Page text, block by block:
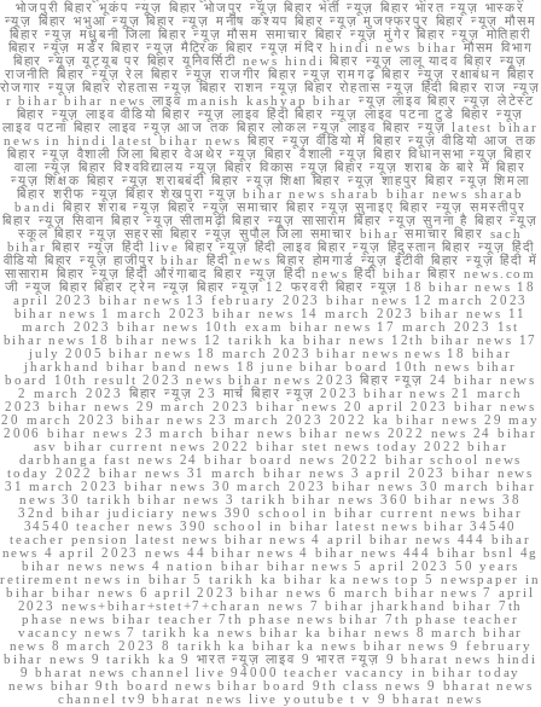
भोजपुरी बिहार भूकंप न्यूज़ बिहार भोजपुर न्यूज़ बिहार भर्ती न्यूज़ बिहार भारत न्यूज़ भास्कर
न्यूज़ बिहार भभुआ न्यूज़ बिहार न्यूज़ मनीष कश्यप बिहार न्यूज़ मुजफ्फरपुर बिहार न्यूज़ मौसम
बिहार न्यूज़ मधुबनी जिला बिहार न्यूज़ मौसम समाचार बिहार न्यूज़ मुंगेर बिहार न्यूज़ मोतिहारी
बिहार न्यूज़ मर्डर बिहार न्यूज़ मैट्रिक बिहार न्यूज़ मंदिर hindi news bihar मौसम विभाग
बिहार न्यूज़ यूट्यूब पर बिहार यूनिवर्सिटी news hindi बिहार न्यूज़ लालू यादव बिहार न्यूज़
राजनीति बिहार न्यूज़ रेल बिहार न्यूज़ राजगीर बिहार न्यूज़ रामगढ़ बिहार न्यूज़ रक्षाबंधन बिहार
रोजगार न्यूज़ बिहार रोहतास न्यूज़ बिहार राशन न्यूज़ बिहार रोहतास न्यूज़ हिंदी बिहार राज न्यूज़
r bihar bihar news लाइव manish kashyap bihar न्यूज़ लाइव बिहार न्यूज़ लेटेस्ट
बिहार न्यूज़ लाइव वीडियो बिहार न्यूज़ लाइव हिंदी बिहार न्यूज़ लाइव पटना टुडे बिहार न्यूज़
लाइव पटना बिहार लाइव न्यूज़ आज तक बिहार लोकल न्यूज़ लाइव बिहार न्यूज़ latest bihar
news in hindi latest bihar news बिहार न्यूज़ वीडियो में बिहार न्यूज़ वीडियो आज तक
बिहार न्यूज़ वैशाली जिला बिहार वेअथेर न्यूज़ बिहार वैशाली न्यूज़ बिहार विधानसभा न्यूज़ बिहार
वाला न्यूज़ बिहार विश्वविद्यालय न्यूज़ बिहार विकास न्यूज़ बिहार न्यूज़ शराब के बारे में बिहार
न्यूज़ शिक्षक बिहार न्यूज़ शराबबंदी बिहार न्यूज़ शिक्षा बिहार न्यूज़ शाहपुर बिहार न्यूज़ शिमला
बिहार शरीफ न्यूज़ बिहार शेखपुरा न्यूज़ bihar news sharab bihar news sharab
bandi बिहार शराब न्यूज़ बिहार न्यूज़ समाचार बिहार न्यूज़ सुनाइए बिहार न्यूज़ समस्तीपुर
बिहार न्यूज़ सिवान बिहार न्यूज़ सीतामढ़ी बिहार न्यूज़ सासाराम बिहार न्यूज़ सुनना है बिहार न्यूज़
स्कूल बिहार न्यूज़ सहरसा बिहार न्यूज़ सुपौल जिला समाचार bihar समाचार बिहार sach
bihar बिहार न्यूज़ हिंदी live बिहार न्यूज़ हिंदी लाइव बिहार न्यूज़ हिंदुस्तान बिहार न्यूज़ हिंदी
वीडियो बिहार न्यूज़ हाजीपुर bihar हिंदी news बिहार होमगार्ड न्यूज़ ईटीवी बिहार न्यूज़ हिंदी में
सासाराम बिहार न्यूज़ हिंदी औरंगाबाद बिहार न्यूज़ हिंदी news हिंदी bihar बिहार news.com
जी न्यूज बिहार बिहार ट्रेन न्यूज़ बिहार न्यूज़ 12 फरवरी बिहार न्यूज़ 18 bihar news 18
april 2023 bihar news 13 february 2023 bihar news 12 march 2023
bihar news 1 march 2023 bihar news 14 march 2023 bihar news 11
march 2023 bihar news 10th exam bihar news 17 march 2023 1st
bihar news 18 bihar news 12 tarikh ka bihar news 12th bihar news 17
july 2005 bihar news 18 march 2023 bihar news news 18 bihar
jharkhand bihar band news 18 june bihar board 10th news bihar
board 10th result 2023 news bihar news 2023 बिहार न्यूज़ 24 bihar news
2 march 2023 बिहार न्यूज़ 23 मार्च बिहार न्यूज़ 2023 bihar news 21 march
2023 bihar news 29 march 2023 bihar news 20 april 2023 bihar news
20 march 2023 bihar news 23 march 2023 2022 ka bihar news 29 may
2006 bihar news 23 march bihar news bihar news 2022 news 24 bihar
asv bihar current news 2022 bihar stet news today 2022 bihar
darbhanga fast news 24 bihar board news 2022 bihar school news
today 2022 bihar news 31 march bihar news 3 april 2023 bihar news
31 march 2023 bihar news 30 march 2023 bihar news 30 march bihar
news 30 tarikh bihar news 3 tarikh bihar news 360 bihar news 38
32nd bihar judiciary news 390 school in bihar current news bihar
34540 teacher news 390 school in bihar latest news bihar 34540
teacher pension latest news bihar news 4 april bihar news 444 bihar
news 4 april 2023 news 44 bihar news 4 bihar news 444 bihar bsnl 4g
bihar news news 4 nation bihar bihar news 5 april 2023 50 years
retirement news in bihar 5 tarikh ka bihar ka news top 5 newspaper in
bihar bihar news 6 april 2023 bihar news 6 march bihar news 7 april
2023 news+bihar+stet+7+charan news 7 bihar jharkhand bihar 7th
phase news bihar teacher 7th phase news bihar 7th phase teacher
vacancy news 7 tarikh ka news bihar ka bihar news 8 march bihar
news 8 march 2023 8 tarikh ka bihar ka news bihar news 9 february
bihar news 9 tarikh ka 9 भारत न्यूज़ लाइव 9 भारत न्यूज़ 9 bharat news hindi
9 bharat news channel live 94000 teacher vacancy in bihar today
news bihar 9th board news bihar board 9th class news 9 bharat news
channel tv9 bharat news live youtube t v 9 bharat news